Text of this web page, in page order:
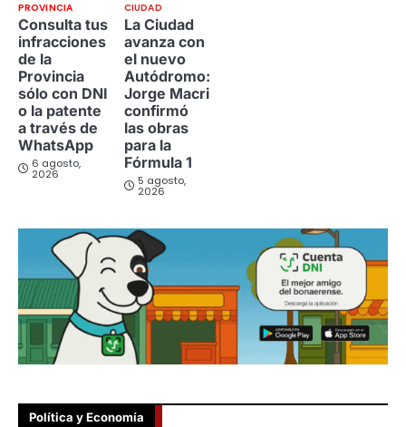
PROVINCIA
Consulta tus
infracciones
de la
Provincia
sólo con DNI
o la patente
a través de
WhatsApp
6 agosto,
2026
CIUDAD
La Ciudad
avanza con
el nuevo
Autódromo:
Jorge Macri
confirmó
las obras
para la
Fórmula 1
5 agosto,
2026
Política y Economía